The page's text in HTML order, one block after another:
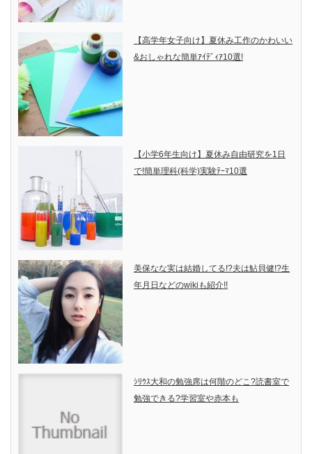
【高学年女子向け】夏休み工作のかわいい
&おしゃれな簡単ｱｲﾃﾞｨｱ10選!
【小学6年生向け】夏休み自由研究を1日
で!簡単理科(科学)実験ﾃｰﾏ10選
美保なな実は結婚してる!?夫は鮎貝健!?生
年月日などのwikiも紹介!!
ｼﾘｳｽ大和の勉強席は何階のどこ?読書室で
勉強できる?学習室や赤本も